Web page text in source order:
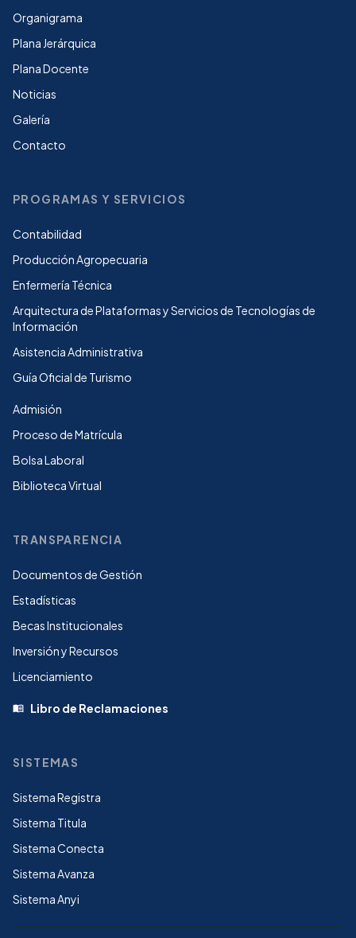
Organigrama
Plana Jerárquica
Plana Docente
Noticias
Galería
Contacto
PROGRAMAS Y SERVICIOS
Contabilidad
Producción Agropecuaria
Enfermería Técnica
Arquitectura de Plataformas y Servicios de Tecnologías de
Información
Asistencia Administrativa
Guía Oficial de Turismo
Admisión
Proceso de Matrícula
Bolsa Laboral
Biblioteca Virtual
TRANSPARENCIA
Documentos de Gestión
Estadísticas
Becas Institucionales
Inversión y Recursos
Licenciamiento
menu_book Libro de Reclamaciones
SISTEMAS
Sistema Registra
Sistema Titula
Sistema Conecta
Sistema Avanza
Sistema Anyi